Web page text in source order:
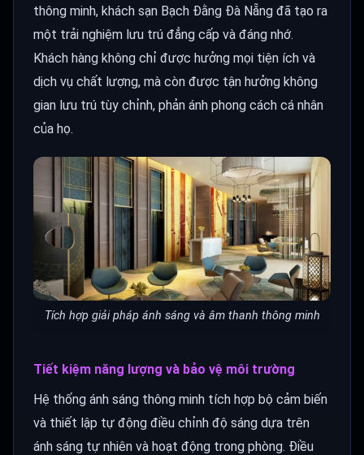
thông minh, khách sạn Bạch Đằng Đà Nẵng đã tạo ra
một trải nghiệm lưu trú đẳng cấp và đáng nhớ.
Khách hàng không chỉ được hưởng mọi tiện ích và
dịch vụ chất lượng, mà còn được tận hưởng không
gian lưu trú tùy chỉnh, phản ánh phong cách cá nhân
của họ.
Tích hợp giải pháp ánh sáng và âm thanh thông minh
Tiết kiệm năng lượng và bảo vệ môi trường
Hệ thống ánh sáng thông minh tích hợp bộ cảm biến
và thiết lập tự động điều chỉnh độ sáng dựa trên
ánh sáng tự nhiên và hoạt động trong phòng. Điều